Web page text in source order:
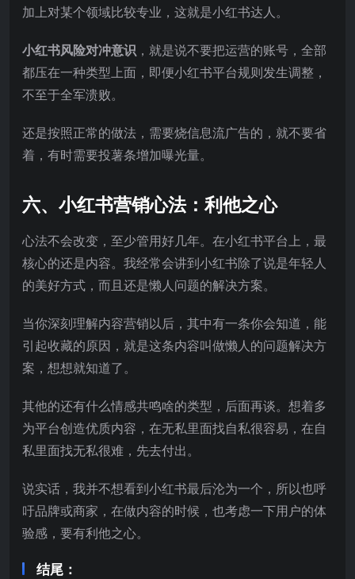
加上对某个领域比较专业，这就是小红书达人。
小红书风险对冲意识 ，就是说不要把运营的账号，全部
都压在一种类型上面，即便小红书平台规则发生调整，
不至于全军溃败。
还是按照正常的做法，需要烧信息流广告的，就不要省
着，有时需要投薯条增加曝光量。
六、小红书营销心法：利他之心
心法不会改变，至少管用好几年。在小红书平台上，最
核心的还是内容。我经常会讲到小红书除了说是年轻人
的美好方式，而且还是懒人问题的解决方案。
当你深刻理解内容营销以后，其中有一条你会知道，能
引起收藏的原因，就是这条内容叫做懒人的问题解决方
案，想想就知道了。
其他的还有什么情感共鸣啥的类型，后面再谈。想着多
为平台创造优质内容，在无私里面找自私很容易，在自
私里面找无私很难，先去付出。
说实话，我并不想看到小红书最后沦为一个，所以也呼
吁品牌或商家，在做内容的时候，也考虑一下用户的体
验感，要有利他之心。
结尾：